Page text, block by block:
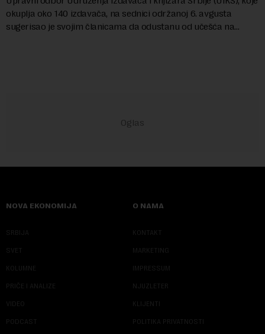
okuplja oko 140 izdavača, na sednici održanoj 6. avgusta
sugerisao je svojim članicama da odustanu od učešća na
NOVA EKONOMIJA
SRBIJA
SVET
KOLUMNE
PRIČE I ANALIZE
VIDEO
PODCAST
O NAMA
KONTAKT
MARKETING
IMPRESSUM
NJUZLETER
KLIJENTI
POLITIKA PRIVATNOSTI